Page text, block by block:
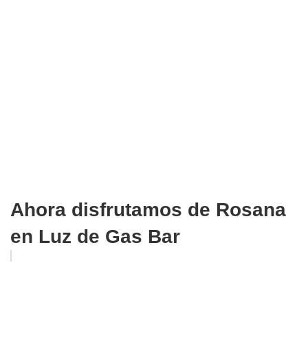
Ahora disfrutamos de Rosana
en Luz de Gas Bar